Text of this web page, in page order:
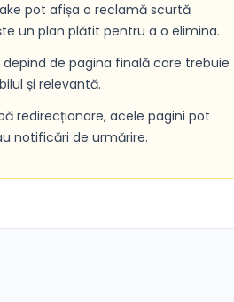
pot afișa o reclamă scurtă
un plan plătit pentru a o elimina.
de pagina finală care trebuie
și relevantă.
redirecționare, acele pagini pot
notificări de urmărire.